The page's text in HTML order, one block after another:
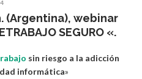
(Argentina), webinar
SEGURO «.
sin riesgo a la adicción
informática»